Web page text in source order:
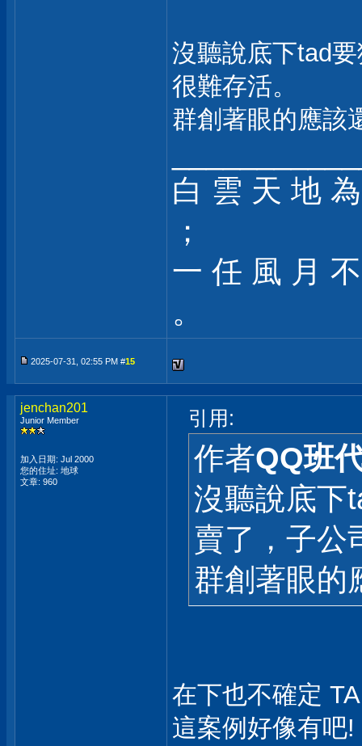
沒聽說底下tad
很難存活。
群創著眼的應該
白 雲 天 地
；
一 任 風 月
。
2025-07-31, 02:55 PM #15
jenchan201
Junior Member
加入日期: Jul 2000
您的住址: 地球
文章: 960
引用:
作者QQ班
沒聽說底下
賣了，子公
群創著眼的
在下也不確定
這案例好像有吧